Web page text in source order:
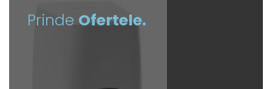
Prinde Ofertele.